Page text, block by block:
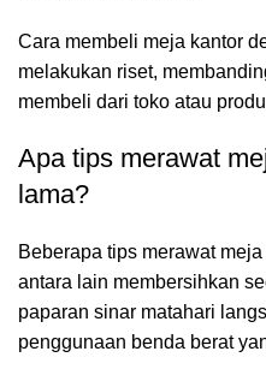
Cara membeli meja kantor
melakukan riset,
membeli dari toko atau
Apa tips merawat
lama?
Beberapa tips merawat
antara lain membersihkan
paparan sinar matahari
penggunaan benda berat